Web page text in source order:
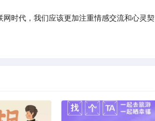
时代，我们应该更加注重情感交流和心灵契